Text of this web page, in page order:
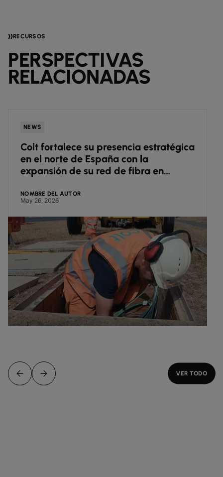
RECURSOS
PERSPECTIVAS
RELACIONADAS
NEWS
Colt fortalece su presencia estratégica
en el norte de España con la
expansión de su red de fibra en
NOMBRE DEL AUTOR
May 26, 2026
VER TODO